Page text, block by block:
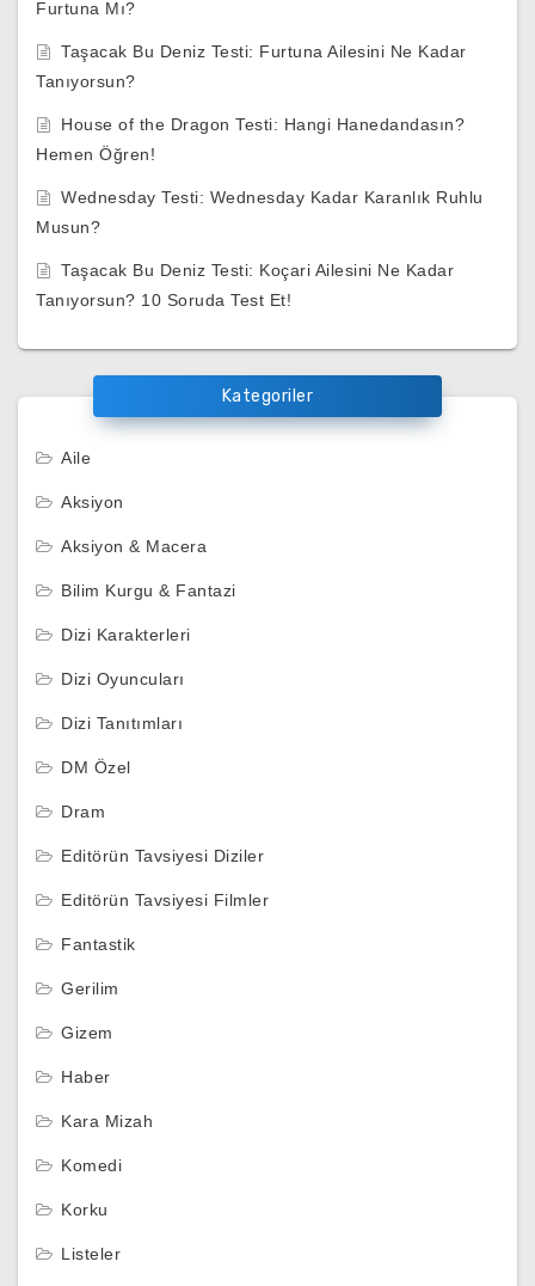
Furtuna Mı?
Taşacak Bu Deniz Testi: Furtuna Ailesini Ne Kadar
Tanıyorsun?
House of the Dragon Testi: Hangi Hanedandasın?
Hemen Öğren!
Wednesday Testi: Wednesday Kadar Karanlık Ruhlu
Musun?
Taşacak Bu Deniz Testi: Koçari Ailesini Ne Kadar
Tanıyorsun? 10 Soruda Test Et!
Kategoriler
Aile
Aksiyon
Aksiyon & Macera
Bilim Kurgu & Fantazi
Dizi Karakterleri
Dizi Oyuncuları
Dizi Tanıtımları
DM Özel
Dram
Editörün Tavsiyesi Diziler
Editörün Tavsiyesi Filmler
Fantastik
Gerilim
Gizem
Haber
Kara Mizah
Komedi
Korku
Listeler